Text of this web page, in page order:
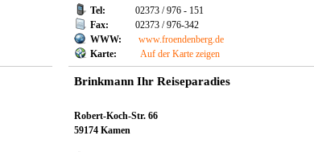
Tel:
02373 / 976 - 151
Fax:
02373 / 976-342
WWW:
www.froendenberg.de
Karte:
Auf der Karte zeigen
Brinkmann Ihr Reiseparadies
Robert-Koch-Str. 66
59174 Kamen